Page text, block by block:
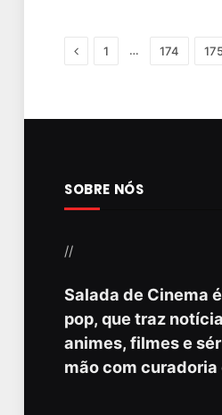
Previous
1 … 174
SOBRE NÓS
//
Salada de Cinema
pop, que traz
animes, filmes e
mão com